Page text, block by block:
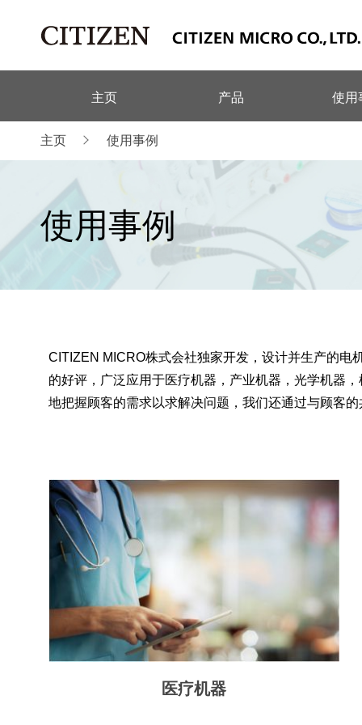
主页 产品 使用
主页 使用事例
使用事例
CITIZEN MICRO株式会社独家开发，设计并生产的电
的好评，广泛应用于医疗机器，产业机器，光学机器
地把握顾客的需求以求解决问题，我们还通过与顾客
医疗机器